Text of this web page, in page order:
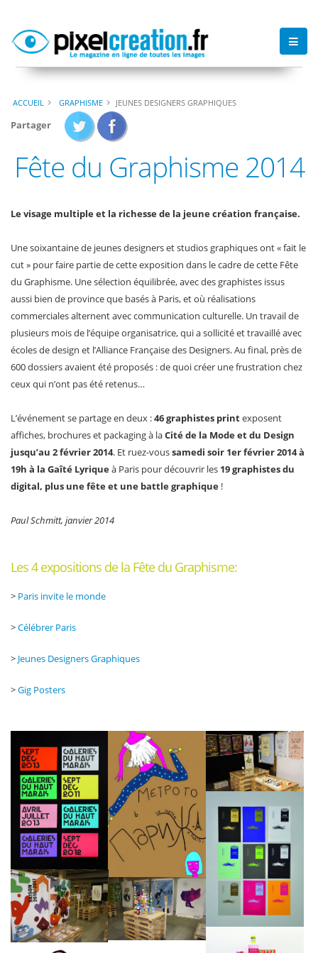
ACCUEIL GRAPHISME JEUNES DESIGNERS GRAPHIQUES
Partager
Fête du Graphisme 2014
Le visage multiple et la richesse de la jeune création française.
Une soixantaine de jeunes designers et studios graphiques ont « fait le
cut » pour faire partie de cette exposition dans le cadre de cette Fête
du Graphisme. Une sélection équilibrée, avec des graphistes issus
aussi bien de province que basés à Paris, et où réalisations
commerciales alternent avec communication culturelle. Un travail de
plusieurs mois de l’équipe organisatrice, qui a sollicité et travaillé avec
écoles de design et l’Alliance Française des Designers. Au final, près de
600 dossiers avaient été proposés : de quoi créer une frustration chez
ceux qui n’ont pas été retenus…
L’événement se partage en deux :46 graphistes printexposent
affiches, brochures et packaging à laCité de la Mode et du Design
jusqu’au 2 février 2014. Et ruez-voussamedi soir 1er février 2014 à
19h à la Gaîté Lyriqueà Paris pour découvrir les 19 graphistes du
digital, plus une fête et une battle graphique !
Paul Schmitt, janvier 2014
Les 4 expositions de la Fête du Graphisme:
> Paris invite le monde
>Célébrer Paris
> Jeunes Designers Graphiques
>Gig Posters